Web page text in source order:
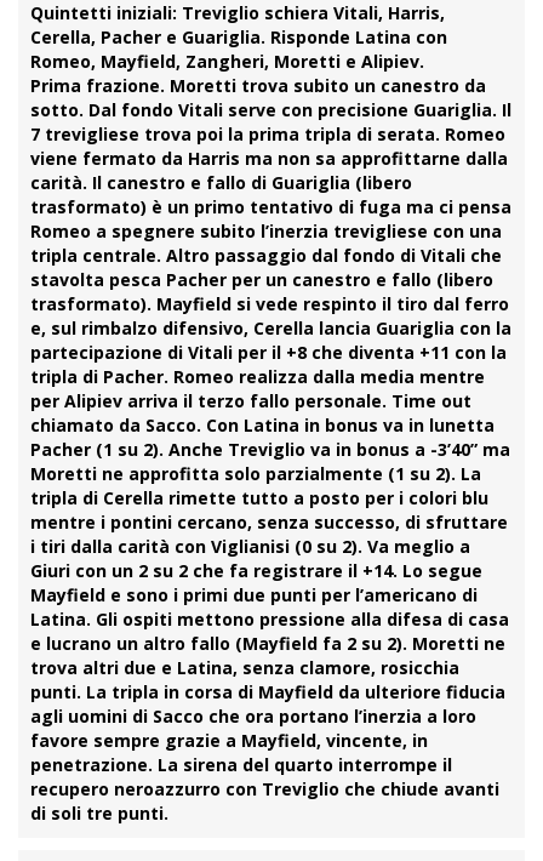
Quintetti iniziali: Treviglio schiera Vitali, Harris,
Cerella, Pacher e Guariglia. Risponde Latina con
Romeo, Mayfield, Zangheri, Moretti e Alipiev.
Prima frazione. Moretti trova subito un canestro da
sotto. Dal fondo Vitali serve con precisione Guariglia. Il
7 trevigliese trova poi la prima tripla di serata. Romeo
viene fermato da Harris ma non sa approfittarne dalla
carità. Il canestro e fallo di Guariglia (libero
trasformato) è un primo tentativo di fuga ma ci pensa
Romeo a spegnere subito l’inerzia trevigliese con una
tripla centrale. Altro passaggio dal fondo di Vitali che
stavolta pesca Pacher per un canestro e fallo (libero
trasformato). Mayfield si vede respinto il tiro dal ferro
e, sul rimbalzo difensivo, Cerella lancia Guariglia con la
partecipazione di Vitali per il +8 che diventa +11 con la
tripla di Pacher. Romeo realizza dalla media mentre
per Alipiev arriva il terzo fallo personale. Time out
chiamato da Sacco. Con Latina in bonus va in lunetta
Pacher (1 su 2). Anche Treviglio va in bonus a -3’40” ma
Moretti ne approfitta solo parzialmente (1 su 2). La
tripla di Cerella rimette tutto a posto per i colori blu
mentre i pontini cercano, senza successo, di sfruttare
i tiri dalla carità con Viglianisi (0 su 2). Va meglio a
Giuri con un 2 su 2 che fa registrare il +14. Lo segue
Mayfield e sono i primi due punti per l’americano di
Latina. Gli ospiti mettono pressione alla difesa di casa
e lucrano un altro fallo (Mayfield fa 2 su 2). Moretti ne
trova altri due e Latina, senza clamore, rosicchia
punti. La tripla in corsa di Mayfield da ulteriore fiducia
agli uomini di Sacco che ora portano l’inerzia a loro
favore sempre grazie a Mayfield, vincente, in
penetrazione. La sirena del quarto interrompe il
recupero neroazzurro con Treviglio che chiude avanti
di soli tre punti.